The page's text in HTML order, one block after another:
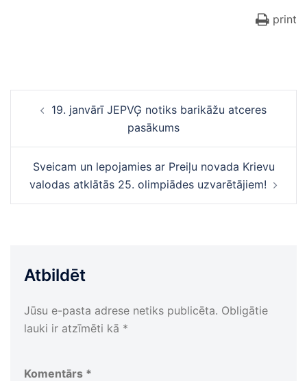
print
navigācija
19. janvārī JEPVĢ notiks barikāžu atceres
pasākums
Sveicam un lepojamies ar Preiļu novada Krievu
valodas atklātās 25. olimpiādes uzvarētājiem!
Atbildēt
Jūsu e-pasta adrese netiks publicēta. Obligātie
lauki ir atzīmēti kā *
Komentārs *